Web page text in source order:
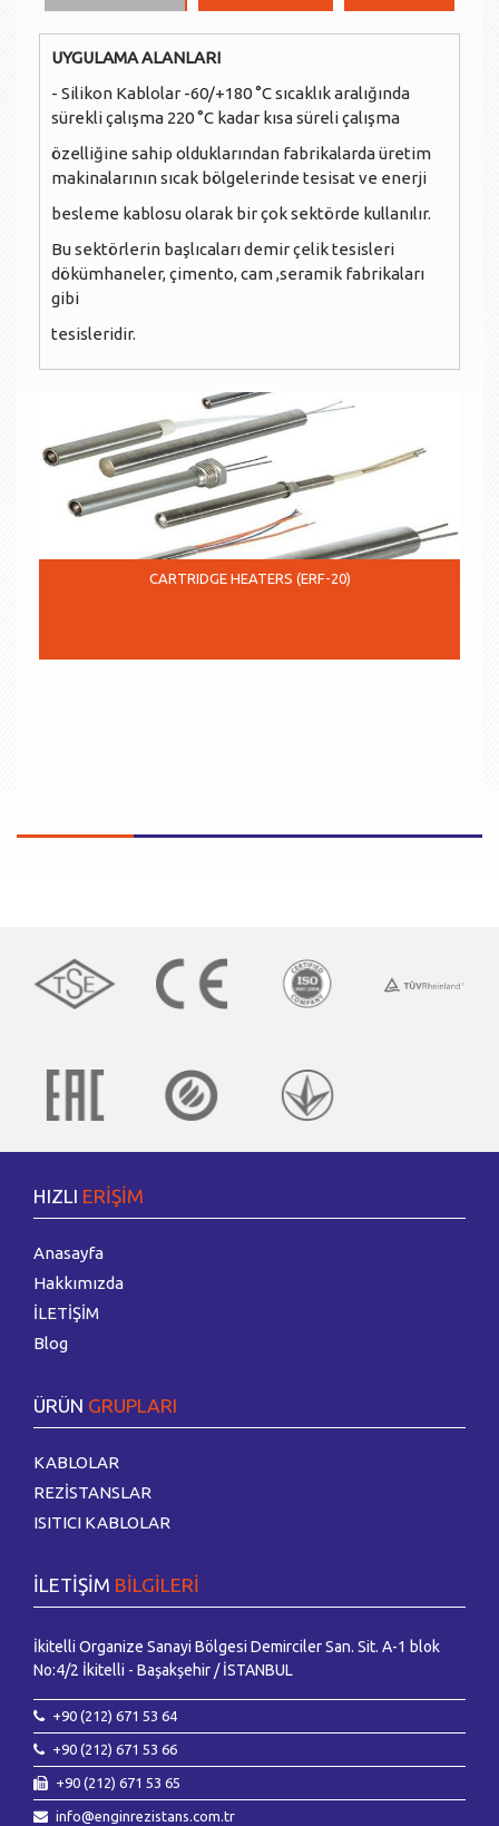
UYGULAMA ALANLARI
- Silikon Kablolar -60/+180 °C sıcaklık aralığında
sürekli çalışma 220 °C kadar kısa süreli çalışma
özelliğine sahip olduklarından fabrikalarda üretim
makinalarının sıcak bölgelerinde tesisat ve enerji
besleme kablosu olarak bir çok sektörde kullanılır.
Bu sektörlerin başlıcaları demir çelik tesisleri
dökümhaneler, çimento, cam ,seramik fabrikaları
gibi
tesisleridir.
CARTRIDGE HEATERS (ERF-20)
HIZLI ERİŞİM
Anasayfa
Hakkımızda
İLETİŞİM
Blog
ÜRÜN GRUPLARI
KABLOLAR
REZİSTANSLAR
ISITICI KABLOLAR
İLETİŞİM BİLGİLERİ
İkitelli Organize Sanayi Bölgesi Demirciler San. Sit. A-1 blok
No:4/2 İkitelli - Başakşehir / İSTANBUL
+90 (212) 671 53 64
+90 (212) 671 53 66
+90 (212) 671 53 65
info@enginrezistans.com.tr